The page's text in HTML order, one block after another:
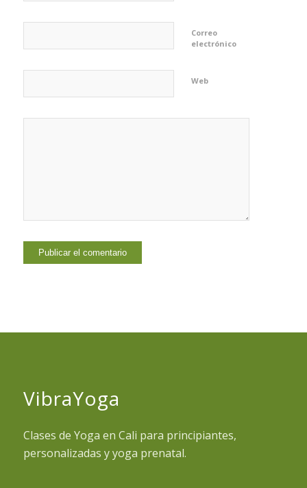
Correo
electrónico
Web
VibraYoga
Clases de Yoga en Cali para principiantes,
personalizadas y yoga prenatal.